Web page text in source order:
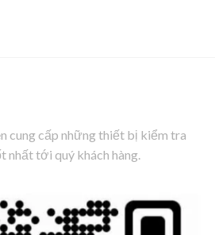
cung cấp những thiết bị kiểm tra
nhất tới quý khách hàng.